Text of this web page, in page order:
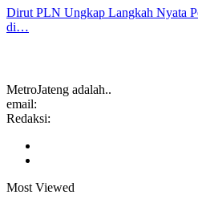
Dirut PLN Ungkap Langkah Nyata
di…
MetroJateng adalah..
email:
Redaksi:
Most Viewed